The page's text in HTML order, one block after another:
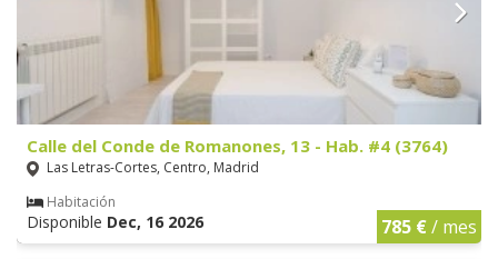
Calle del Conde de Romanones, 13 - Hab. #4 (3764)
Las Letras-Cortes, Centro, Madrid
Habitación
Disponible Dec, 16 2026 785 €/ mes